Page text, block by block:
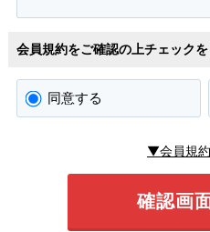
会員規約をご確認の上チェック
同意する
▼会員規